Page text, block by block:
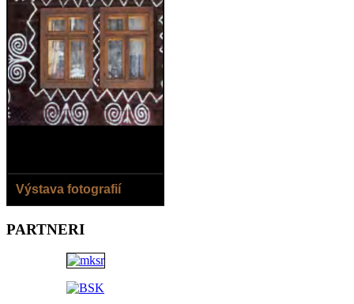
Výstava fotografií
Jaroslav Horečný /SK/ -
Jana Ilková /SK/ - Okolo
PARTNERI